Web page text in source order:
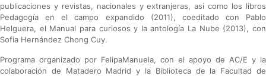
publicaciones y revistas, nacionales y extranjeras, así como los libros
Pedagogía en el campo expandido (2011), coeditado con Pablo
Helguera, el Manual para curiosos y la antología La Nube (2013), con
Sofía Hernández Chong Cuy.
Programa organizado por FelipaManuela, con el apoyo de AC/E y la
colaboración de Matadero Madrid y la Biblioteca de la Facultad de